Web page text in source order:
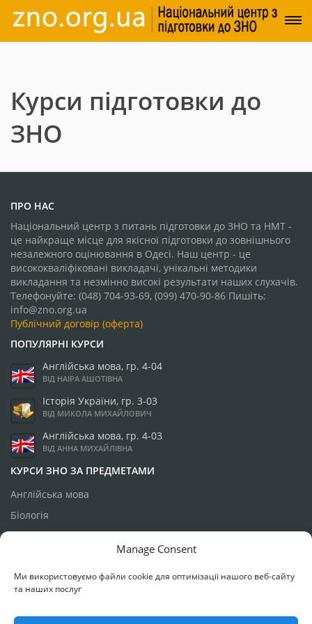
Manage Consent
Ми використовуємо файли cookie для оптимізації нашого веб-сайту
та наших послуг
Курси підготовки до
ЗНО
ПРО НАС
Національний центр з питань підготовки до ЗНО та НМТ -
це найкраще місце для якісної підготовки до зовнішнього
незалежного оцінювання в Одесі. Наш центр - це
висококваліфіковані викладачі, унікальні методики
викладання та незмінно високі результати наших слухачів.
Телефонуйте: (048) 704-93-69, (099) 470-90-86 Пишіть:
info@zno.org.ua
Публічний договір (оферта)
ПОПУЛЯРНІ КУРСИ
Англійська мова, гр. 4-04
ВІД НАІРА АШОТІВНА
Історія України, гр. 3-03
ВІД МИКОЛА МИХАЙЛОВИЧ
Англійська мова, гр. 4-03
ВІД АННА МИХАЙЛІВНА
КУРСИ ЗНО ЗА ПРЕДМЕТАМИ
Англійська мова
Біологія
Географія
Математика
Українська мова
Фізика